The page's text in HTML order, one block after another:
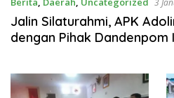
Jalin Silaturahmi, APK
dengan Pihak